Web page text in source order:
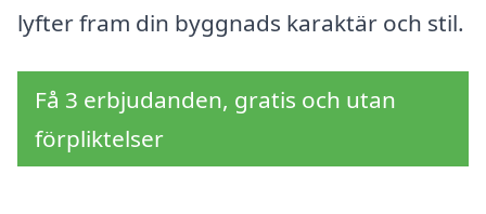
lyfter fram din byggnads karaktär och stil.
Få 3 erbjudanden, gratis och utan
förpliktelser